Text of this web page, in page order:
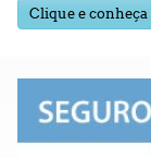
Clique e conheça